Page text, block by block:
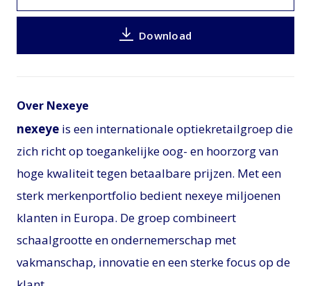
Download
Over Nexeye
nexeye is een internationale optiekretailgroep die
zich richt op toegankelijke oog- en hoorzorg van
hoge kwaliteit tegen betaalbare prijzen. Met een
sterk merkenportfolio bedient nexeye miljoenen
klanten in Europa. De groep combineert
schaalgrootte en ondernemerschap met
vakmanschap, innovatie en een sterke focus op de